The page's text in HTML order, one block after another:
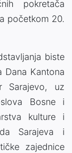
pokretača
početkom 20.
biste
Dana Kantona
Sarajevo, uz
Bosne i
kulture i
Sarajeva i
zajednice